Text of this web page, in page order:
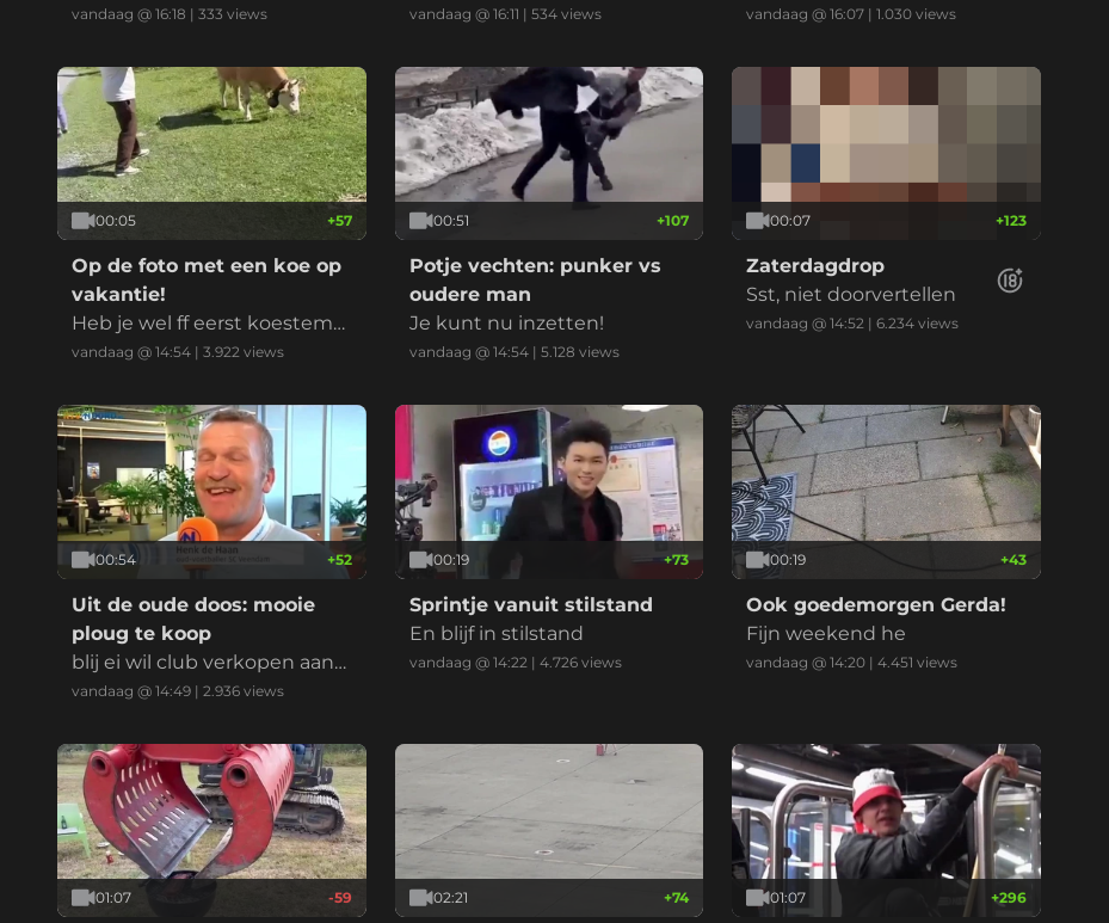
bben met de gemeente, wa
wil geen nieuw asfalt
vandaag @ 16:18 | 333 views
hten op z'n behandeling
vandaag @ 16:11 | 534views
rheid
vandaag @ 16:07 |1.030 views
00:05 +57
Op de foto met een koe op
vakantie!
Heb je wel ff eerst koestem
ming gevraagd?
vandaag @ 14:54 | 3.922 views
00:51 +107
Potje vechten: punker vs
oudere man
Je kunt nu inzetten!
vandaag @ 14:54| 5.128 views
00:07 +123
Zaterdagdrop
Sst, niet doorvertellen
vandaag @ 14:52 |6.234 views
00:54 +52
Uit de oude doos: mooie
ploug te koop
blij ei wil club verkopen aan
Mohammed.
vandaag @ 14:49 | 2.936 views
00:19 +73
Sprintje vanuit stilstand
En blijf in stilstand
vandaag @ 14:22 | 4.726views
00:19 +43
Ook goedemorgen Gerda!
Fijn weekend he
vandaag @ 14:20 |4.451 views
01:07 -59 02:21 +74 01:07 +296